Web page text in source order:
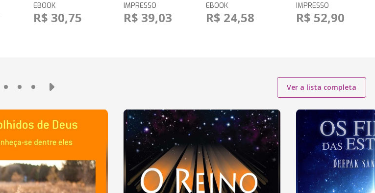
EBOOK
R$ 30,75
IMPRESSO
R$ 39,03
EBOOK
R$ 24,58
IMPRESSO
R$ 52,90
Ver a lista completa